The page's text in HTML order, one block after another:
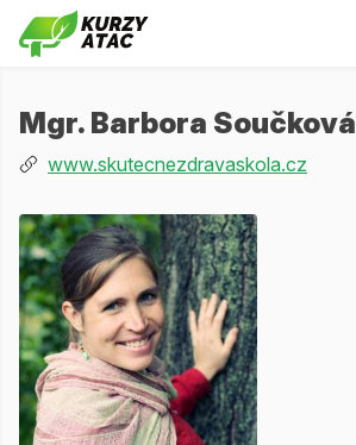
Mgr. Barbora Součková
www.skutecnezdravaskola.cz